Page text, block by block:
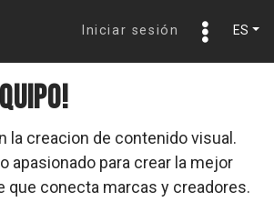
Iniciar sesión ES
la creacion de contenido visual.
apasionado para crear la mejor
que conecta marcas y creadores.